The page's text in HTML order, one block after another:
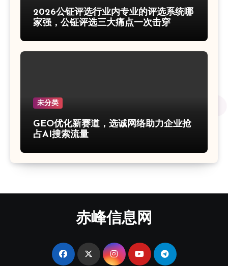
2026公钲评选行业内专业的评选系统哪
家强，公钲评选三大痛点一次击穿
未分类
GEO优化新赛道，选诚网络助力企业抢
占AI搜索流量
赤峰信息网